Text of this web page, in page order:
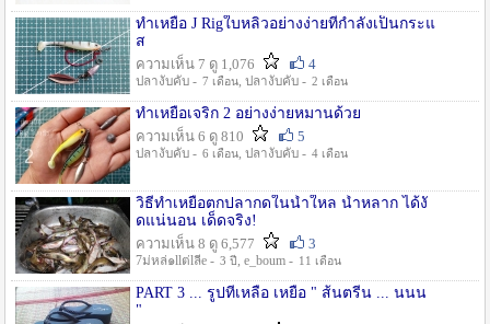
ทำเหยื่อ J Rigใบหลิวอย่างง่ายที่กำลังเป็นกระแ
ส
ความเห็น 7 ดู 1,076
4
ปลางับคับ - 7 เดือน, ปลางับคับ - 2 เดือน
ทำเหยื่อเจริก 2 อย่างง่ายหมานด้วย
ความเห็น 6 ดู 810
5
ปลางับคับ - 6 เดือน, ปลางับคับ - 4 เดือน
วิธีทำเหยื่อตกปลากดในน้ำใหล น้ำหลาก ได้งั
ดแน่นอน เด็ดจริง!
ความเห็น 8 ดู 6,577
3
7ม่หล่๑llต่lลีe - 3 ปี , e_boum - 11 เดือน
PART 3 ... รูปที่เหลือ เหยื่อ " ส้นตรีน ... นนน
"